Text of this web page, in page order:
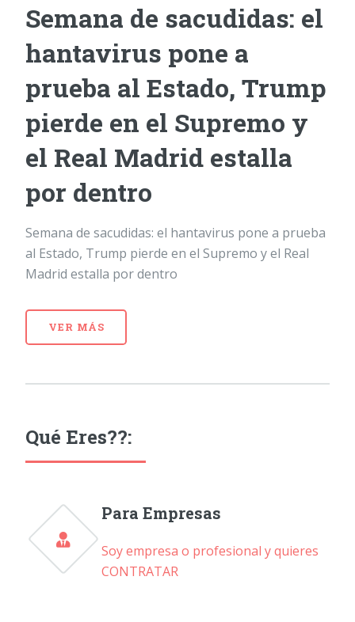
Semana de sacudidas: el
hantavirus pone a
prueba al Estado, Trump
pierde en el Supremo y
el Real Madrid estalla
por dentro
Semana de sacudidas: el hantavirus pone a prueba
al Estado, Trump pierde en el Supremo y el Real
Madrid estalla por dentro
VER MÁS
Qué Eres??:
Para Empresas
Soy empresa o profesional y quieres
CONTRATAR